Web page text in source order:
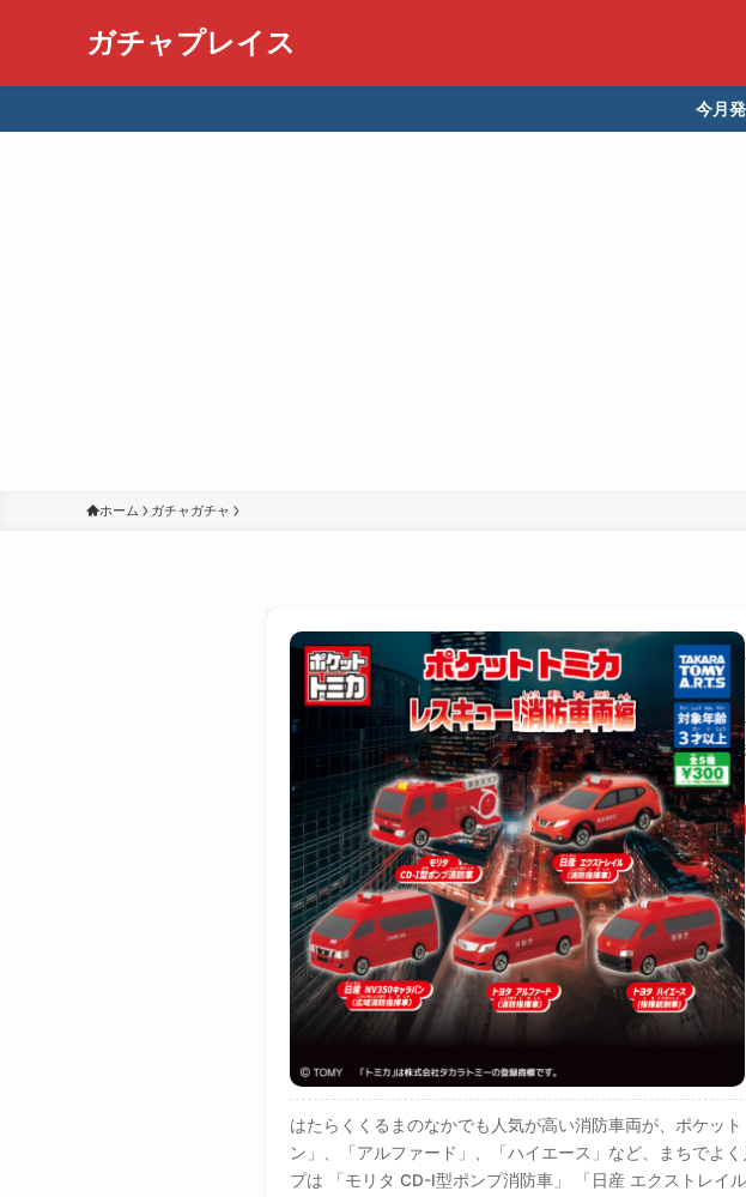
ガチャプレイス
今月
ホーム ガチャガチャ
はたらくくるまのなかでも人気が高い消防車両が、ポケッ
ン」、「アルファード」、「ハイエース」など、まちでよ
プは 「モリタ CD-Ⅰ型ポンプ消防車」 「日産 エクストレ